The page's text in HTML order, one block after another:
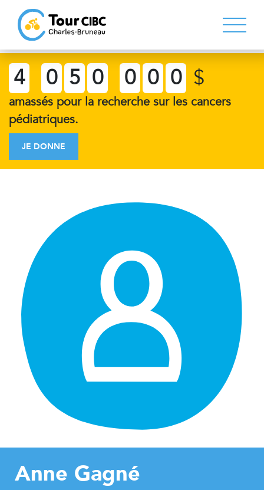
4 0 5 0 0 0 0 $
amassés pour la recherche sur les cancers
pédiatriques.
JE DONNE
Anne Gagné